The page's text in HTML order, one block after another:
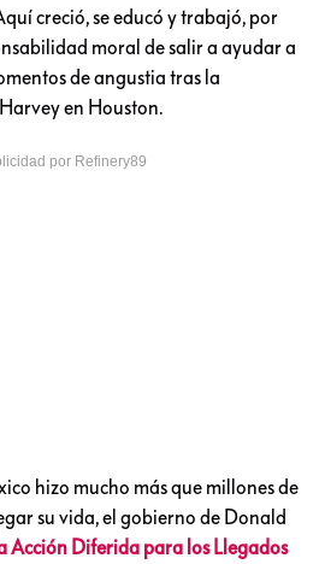
creció, se educó y trabajó, por
moral de salir a ayudar a
de angustia tras la
en Houston.
por Refinery89
hizo mucho más que millones de
su vida, el gobierno de Donald
Acción Diferida para los Llegados